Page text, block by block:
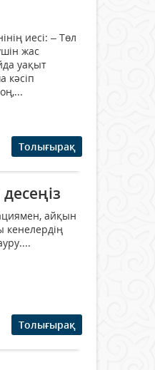
иесі: – Төл
жас
уақыт
кәсіп
Толығырақ
айқын
кенелердің
Толығырақ